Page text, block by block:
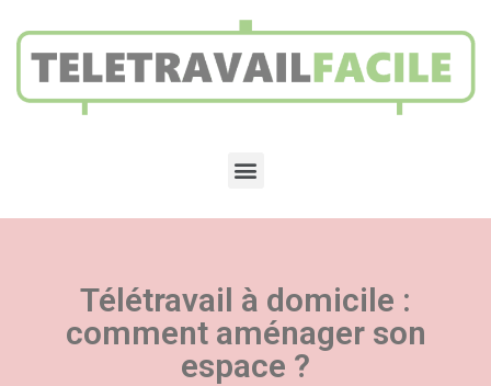
Télétravail à domicile :
comment aménager son
espace ?